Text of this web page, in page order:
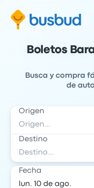
Boletos
Busca y compra
de
Origen
Destino
Fecha